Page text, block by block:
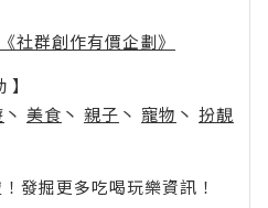
社群創作有價企劃》
丶 美食 丶 親子 丶 寵物 丶 扮靚
發掘更多吃喝玩樂資訊！